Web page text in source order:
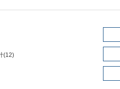
(12)